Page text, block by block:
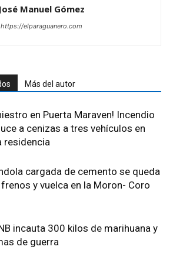
José Manuel Gómez
https://elparaguanero.com
Más del autor
en Puerta Maraven! Incendio
a cenizas a tres vehículos en
residencia
cargada de cemento se queda
y vuelca en la Moron- Coro
incauta 300 kilos de marihuana y
de guerra